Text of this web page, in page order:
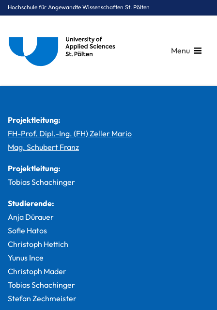
Hochschule für Angewandte Wissenschaften St. Pölten
Menu
Projektleitung:
FH-Prof. Dipl.-Ing. (FH) Zeller Mario
Mag. Schubert Franz
Projektleitung:
Tobias Schachinger
Studierende:
Anja Dürauer
Sofie Hatos
Christoph Hettich
Yunus Ince
Christoph Mader
Tobias Schachinger
Stefan Zechmeister